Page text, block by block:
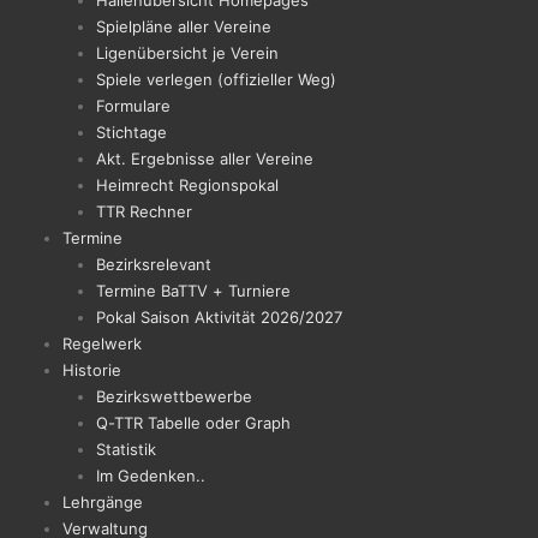
Spielpläne aller Vereine
Ligenübersicht je Verein
Spiele verlegen (offizieller Weg)
Formulare
Stichtage
Akt. Ergebnisse aller Vereine
Heimrecht Regionspokal
TTR Rechner
Termine
Bezirksrelevant
Termine BaTTV + Turniere
Pokal Saison Aktivität 2026/2027
Regelwerk
Historie
Bezirkswettbewerbe
Q-TTR Tabelle oder Graph
Statistik
Im Gedenken..
Lehrgänge
Verwaltung